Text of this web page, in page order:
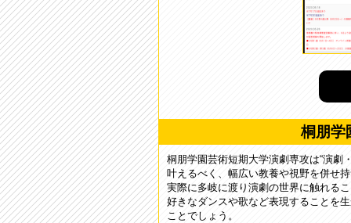
桐朋学
桐朋学園芸術短期大学演劇専攻は“演劇
叶えるべく、幅広い教養や視野を併せ
実際に多岐に渡り演劇の世界に触れる
好きなダンスや歌など表現することを
ことでしょう。